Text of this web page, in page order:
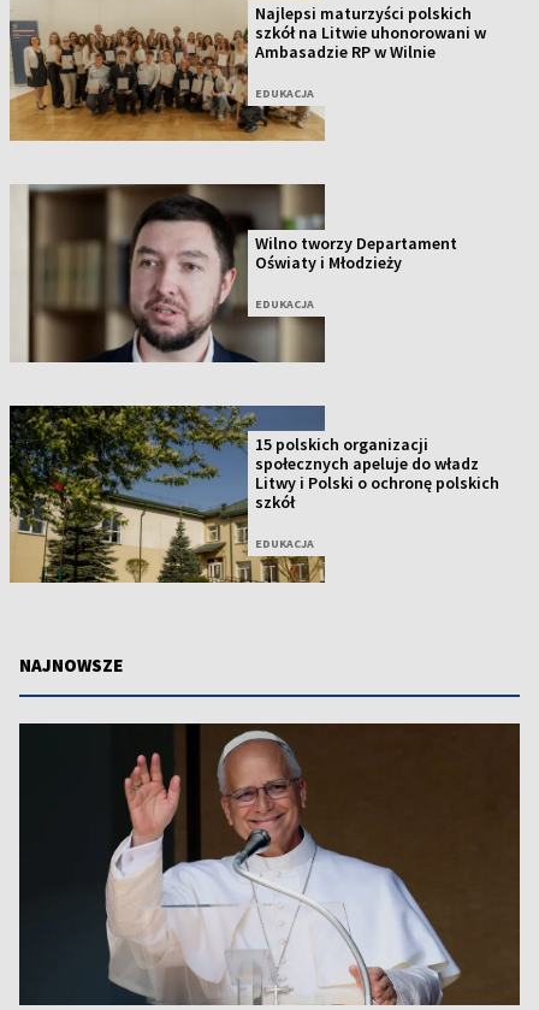
Najlepsi maturzyści polskich
szkół na Litwie uhonorowani w
Ambasadzie RP w Wilnie
EDUKACJA
Wilno tworzy Departament
Oświaty i Młodzieży
EDUKACJA
15 polskich organizacji
społecznych apeluje do władz
Litwy i Polski o ochronę polskich
szkół
EDUKACJA
NAJNOWSZE